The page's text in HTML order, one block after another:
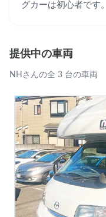
グカーは初心者です。
提供中の車両
NHさんの全 3 台の車両